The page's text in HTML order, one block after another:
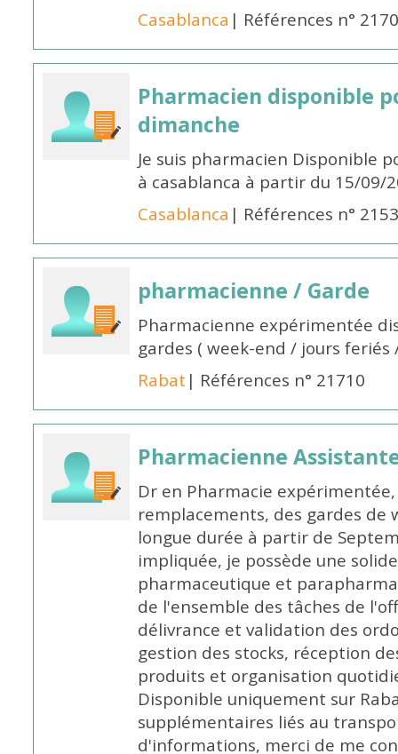
Casablanca | Références n°
Pharmacien disponible
dimanche
Je suis pharmacien Disponible
à casablanca à partir du 15/09/
Casablanca | Références n°
pharmacienne / Garde
Pharmacienne expérimentée
gardes ( week-end / jours
Rabat | Références n° 21710
Pharmacienne
Dr en Pharmacie
remplacements, des gardes de
longue durée à partir de
impliquée, je possède une
pharmaceutique et
de l'ensemble des tâches de
délivrance et validation des
gestion des stocks, réception
produits et organisation
Disponible uniquement sur
supplémentaires liés au
d'informations, merci de me